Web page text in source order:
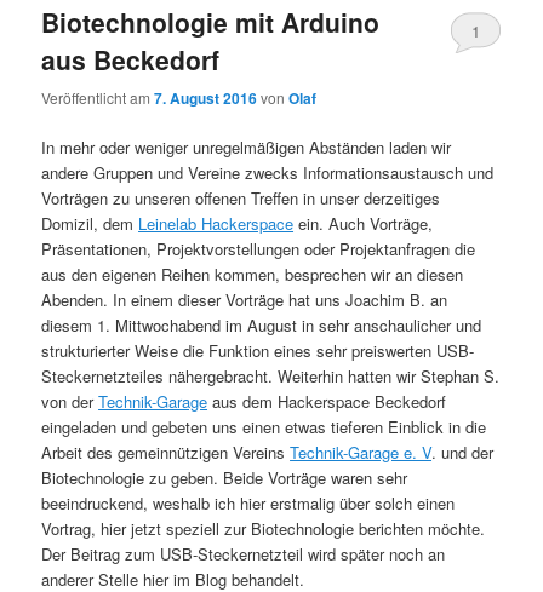
Biotechnologie mit Arduino
aus Beckedorf
Veröffentlicht am7. August 2016vonOlaf
1
In mehr oder weniger unregelmäßigen Abständen laden wir
andere Gruppen und Vereine zwecks Informationsaustausch und
Vorträgen zu unseren offenen Treffen in unser derzeitiges
Domizil, dem Leinelab Hackerspace ein. Auch Vorträge,
Präsentationen, Projektvorstellungen oder Projektanfragen die
aus den eigenen Reihen kommen, besprechen wir an diesen
Abenden. In einem dieser Vorträge hat uns Joachim B. an
diesem 1. Mittwochabend im August in sehr anschaulicher und
strukturierter Weise die Funktion eines sehr preiswerten USB-
Steckernetzteiles nähergebracht. Weiterhin hatten wir Stephan S.
von derTechnik-Garage aus dem Hackerspace Beckedorf
eingeladen und gebeten uns einen etwas tieferen Einblick in die
Arbeit des gemeinnützigen VereinsTechnik-Garage e. V. und der
Biotechnologie zu geben. Beide Vorträge waren sehr
beeindruckend, weshalb ich hier erstmalig über solch einen
Vortrag, hier jetzt speziell zur Biotechnologie berichten möchte.
Der Beitrag zum USB-Steckernetzteil wird später noch an
anderer Stelle hier im Blog behandelt.